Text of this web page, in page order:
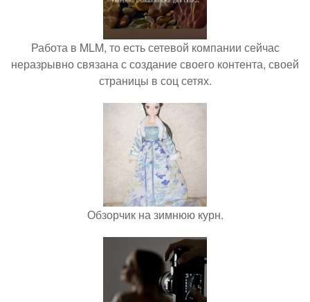
Работа в MLM, то есть сетевой компании сейчас
неразрывно связана с создание своего контента, своей
страницы в соц сетях.
Обзорчик на зимнюю курн.